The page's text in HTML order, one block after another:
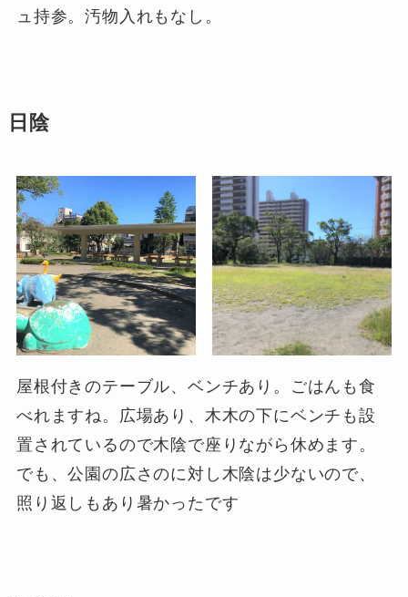
ュ持参。汚物入れもなし。
日陰
屋根付きのテーブル、ベンチあり。ごはんも食
べれますね。広場あり、木木の下にベンチも設
置されているので木陰で座りながら休めます。
でも、公園の広さのに対し木陰は少ないので、
照り返しもあり暑かったです